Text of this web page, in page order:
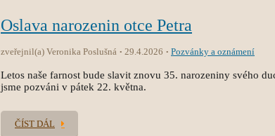
Oslava narozenin otce Petra
zveřejnil(a) Veronika Poslušná 29.4.2026 Pozvánky a oznámení
Letos naše farnost bude slavit znovu 35. narozeniny svého
jsme pozváni v pátek 22. května.
ČÍST DÁL